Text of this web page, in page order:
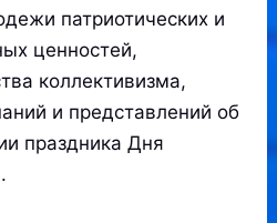
патриотических и
ценностей,
коллективизма,
и представлений об
праздника Дня